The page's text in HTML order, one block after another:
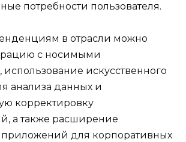
потребности пользователя.
в отрасли можно
с носимыми
использование искусственного
анализа данных и
корректировку
а также расширение
для корпоративных